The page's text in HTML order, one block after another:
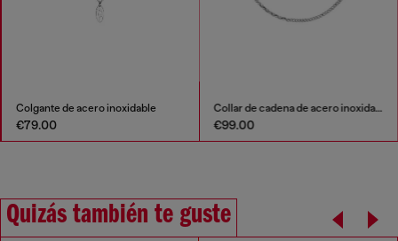
Colgante de acero inoxidable
€79.00
Collar de cadena de acero inoxidable multiuso
€99.00
Quizás también te guste